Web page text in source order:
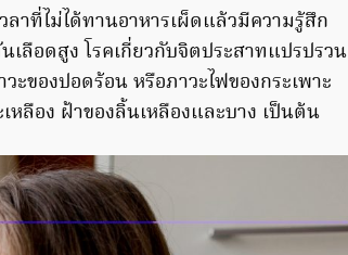
ลาที่ไม่ได้ทานอาหารเผ็ดแล้วมีความรู้สึก
ลือดสูง โรคเกี่ยวกับจิตประสาทแปรปรวน
ะของปอดร้อน หรือภาวะไฟของกระเพาะ
หลือง ฝ้าของลิ้นเหลืองและบาง เป็นต้น